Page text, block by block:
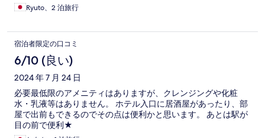
Ryuto、2 泊旅行
宿泊者限定の口コミ
6/10 (良い)
2024 年 7 月 24 日
必要最低限のアメニティはありますが、クレンジングや化粧
水・乳液等はありません。 ホテル入口に居酒屋があったり、部
屋で出前もできるのでその点は便利かと思います。 あとは駅が
目の前で便利★